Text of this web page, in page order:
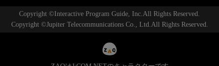
Copyright ©Interactive Program Guide, Inc.All Rights Reserved.
Copyright ©Jupiter Telecommunications Co., Ltd.All Rights Reserved.